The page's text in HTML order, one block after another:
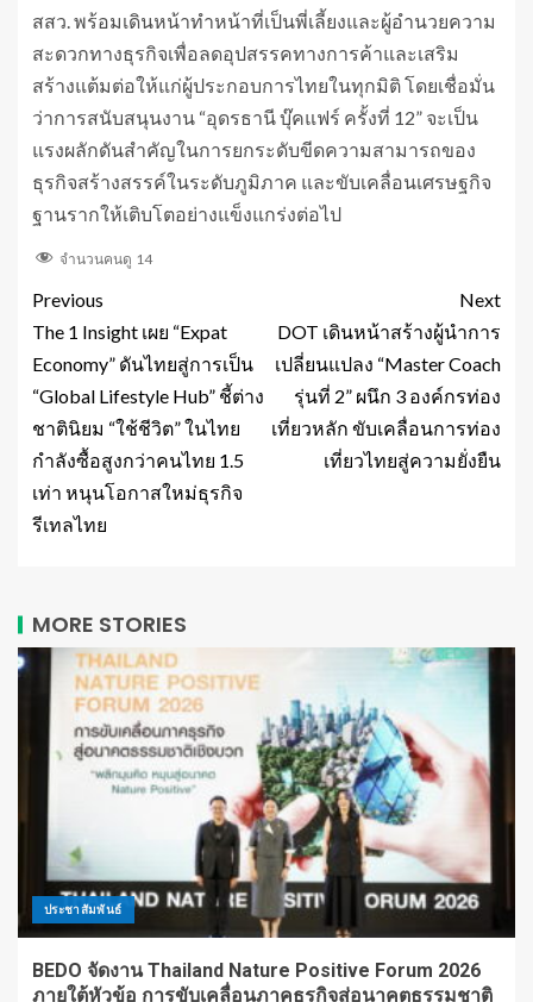
สสว. พร้อมเดินหน้าทำหน้าที่เป็นพี่เลี้ยงและผู้อำนวยความ
สะดวกทางธุรกิจเพื่อลดอุปสรรคทางการค้าและเสริม
สร้างแต้มต่อให้แก่ผู้ประกอบการไทยในทุกมิติ โดยเชื่อมั่น
ว่าการสนับสนุนงาน “อุดรธานี บุ๊คแฟร์ ครั้งที่ 12” จะเป็น
แรงผลักดันสำคัญในการยกระดับขีดความสามารถของ
ธุรกิจสร้างสรรค์ในระดับภูมิภาค และขับเคลื่อนเศรษฐกิจ
ฐานรากให้เติบโตอย่างแข็งแกร่งต่อไป
จำนวนคนดู 14
Previous
The 1 Insight เผย “Expat
Economy” ดันไทยสู่การเป็น
“Global Lifestyle Hub” ชี้ต่าง
ชาตินิยม “ใช้ชีวิต” ในไทย
กำลังซื้อสูงกว่าคนไทย 1.5
เท่า หนุนโอกาสใหม่ธุรกิจ
รีเทลไทย
Next
DOT เดินหน้าสร้างผู้นำการ
เปลี่ยนแปลง “Master Coach
รุ่นที่ 2” ผนึก 3 องค์กรท่อง
เที่ยวหลัก ขับเคลื่อนการท่อง
เที่ยวไทยสู่ความยั่งยืน
MORE STORIES
ประชาสัมพันธ์
BEDO จัดงาน Thailand Nature Positive Forum 2026
ภายใต้หัวข้อ การขับเคลื่อนภาคธุรกิจสู่อนาคตธรรมชาติ